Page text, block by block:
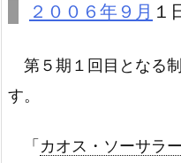
２００６年９月 １
第５期１回目となる
す。
「 カオス・ソーサラー